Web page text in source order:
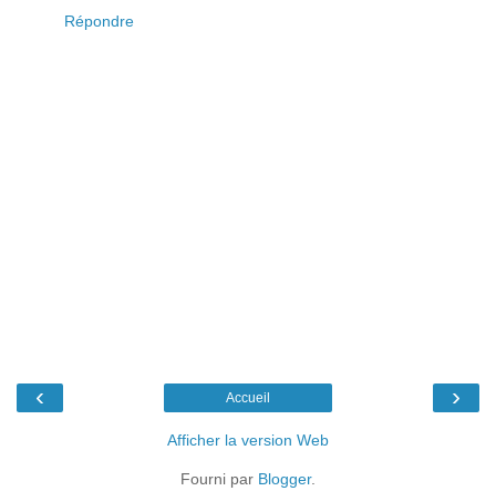
Répondre
‹ ›
Accueil
Afficher la version Web
Fourni par Blogger.